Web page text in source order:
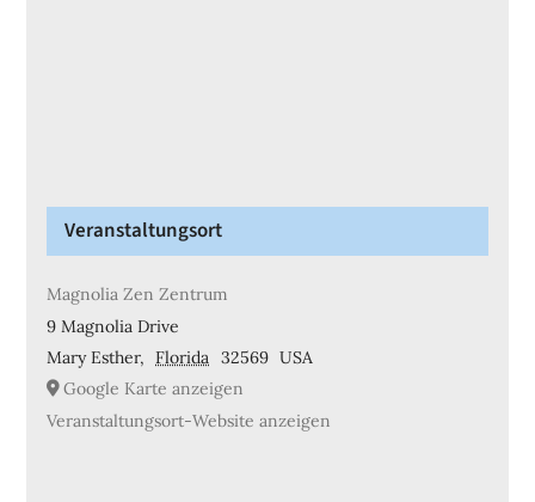
Veranstaltungsort
Magnolia Zen Zentrum
9 Magnolia Drive
Mary Esther, Florida 32569 USA
Google Karte anzeigen
Veranstaltungsort-Website anzeigen